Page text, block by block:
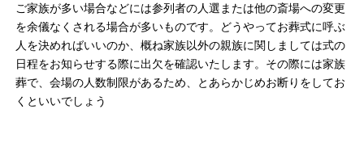
ご家族が多い場合などには参列者の人選または他の斎場への変更
を余儀なくされる場合が多いものです。どうやってお葬式に呼ぶ
人を決めればいいのか、概ね家族以外の親族に関しましては式の
日程をお知らせする際に出欠を確認いたします。その際には家族
葬で、会場の人数制限があるため、とあらかじめお断りをしてお
くといいでしょう